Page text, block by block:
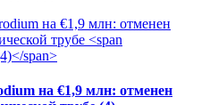
на €1,9 млн: отменен